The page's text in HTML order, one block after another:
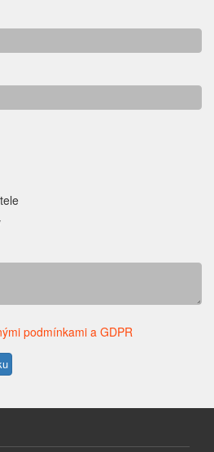
podmínkami a GDPR